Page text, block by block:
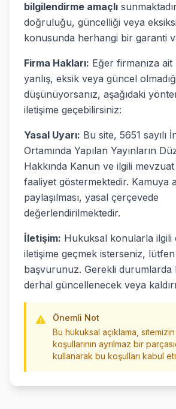
bilgilendirme amaçlı
doğruluğu, güncelliği veya
konusunda herhangi bir garanti
Firma Hakları: Eğer firmanıza ait
yanlış, eksik veya güncel
düşünüyorsanız, aşağıdaki
iletişime geçebilirsiniz:
Yasal Uyarı: Bu site, 5651 sayılı
Ortamında Yapılan Yayınların
Hakkında Kanun ve ilgili mevzuat
faaliyet göstermektedir. Kamuya
paylaşılması, yasal çerçevede
değerlendirilmektedir.
İletişim: Hukuksal konularla ilgili
iletişime geçmek isterseniz, lütfen
başvurunuz. Gerekli durumlarda
derhal güncellenecek veya
Önemli Not
Bu hukuksal açıklama, sitemizin
koşullarının ayrılmaz bir
kullanarak bu koşulları kabul